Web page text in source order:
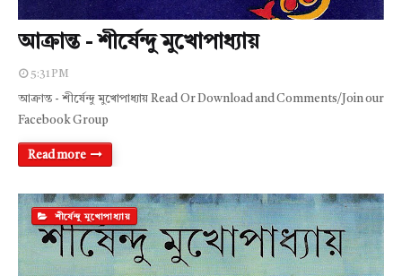
আক্রান্ত - শীর্ষেন্দু মুখোপাধ্যায়
5:31 PM
আক্রান্ত - শীর্ষেন্দু মুখোপাধ্যায় Read Or Download and Comments/Join our
Facebook Group
Read more
শীর্ষেন্দু মুখোপাধ্যায়